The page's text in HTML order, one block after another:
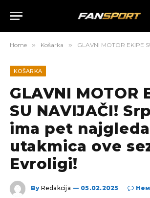
Home » Košarka » GLAVNI MOTOR EKIPE SU NAVIJAČI! Srpski tim ima pet
KOŠARKA
GLAVNI MOTOR
SU NAVIJAČI!
ima pet
utakmica ove
Evroligi!
By Redakcija 05.02.2025